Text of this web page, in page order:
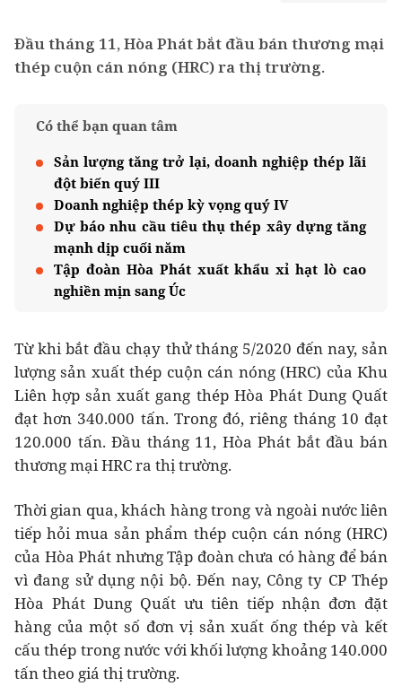
Đầu tháng 11, Hòa Phát bắt đầu bán thương mại
thép cuộn cán nóng (HRC) ra thị trường.
Có thể bạn quan tâm
Sản lượng tăng trở lại, doanh nghiệp thép lãi
đột biến quý III
Doanh nghiệp thép kỳ vọng quý IV
Dự báo nhu cầu tiêu thụ thép xây dựng tăng
mạnh dịp cuối năm
Tập đoàn Hòa Phát xuất khẩu xỉ hạt lò cao
nghiền mịn sang Úc
Từ khi bắt đầu chạy thử tháng 5/2020 đến nay, sản
lượng sản xuất thép cuộn cán nóng (HRC) của Khu
Liên hợp sản xuất gang thép Hòa Phát Dung Quất
đạt hơn 340.000 tấn. Trong đó, riêng tháng 10 đạt
120.000 tấn. Đầu tháng 11, Hòa Phát bắt đầu bán
thương mại HRC ra thị trường.
Thời gian qua, khách hàng trong và ngoài nước liên
tiếp hỏi mua sản phẩm thép cuộn cán nóng (HRC)
của Hòa Phát nhưng Tập đoàn chưa có hàng để bán
vì đang sử dụng nội bộ. Đến nay, Công ty CP Thép
Hòa Phát Dung Quất ưu tiên tiếp nhận đơn đặt
hàng của một số đơn vị sản xuất ống thép và kết
cấu thép trong nước với khối lượng khoảng 140.000
tấn theo giá thị trường.